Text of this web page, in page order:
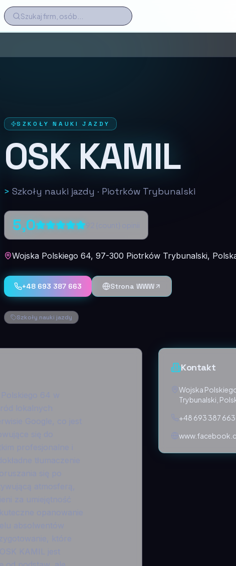
SZKOŁY NAUKI JAZDY
OSK KAMIL
> Szkoły nauki jazdy · Piotrków Trybunalski
5,0
Wojska Polskiego 64, 97-300 Piotrków Trybunalski,
+48 693 387 663 Strona WWW
Szkoły nauki jazdy
Kontakt
Wojska
Trybunalski,
+48 693 387 663